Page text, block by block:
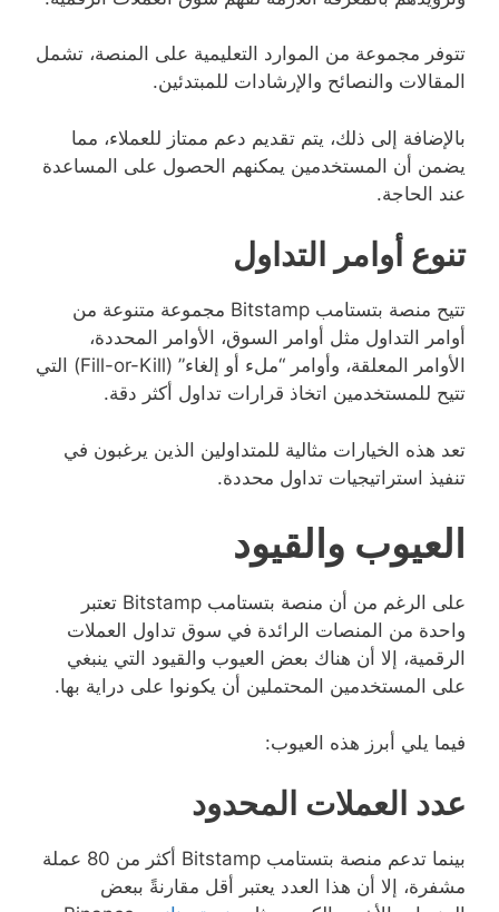
تتوفر مجموعة من الموارد التعليمية على المنصة، تشمل
المقالات والنصائح والإرشادات للمبتدئين.
بالإضافة إلى ذلك، يتم تقديم دعم ممتاز للعملاء، مما
يضمن أن المستخدمين يمكنهم الحصول على المساعدة
عند الحاجة.
تنوع أوامر التداول
تتيح منصة بتستامب Bitstamp مجموعة متنوعة من
أوامر التداول مثل أوامر السوق، الأوامر المحددة،
الأوامر المعلقة، وأوامر “ملء أو إلغاء” (Fill-or-Kill) التي
تتيح للمستخدمين اتخاذ قرارات تداول أكثر دقة.
تعد هذه الخيارات مثالية للمتداولين الذين يرغبون في
تنفيذ استراتيجيات تداول محددة.
العيوب والقيود
على الرغم من أن منصة بتستامب Bitstamp تعتبر
واحدة من المنصات الرائدة في سوق تداول العملات
الرقمية، إلا أن هناك بعض العيوب والقيود التي ينبغي
على المستخدمين المحتملين أن يكونوا على دراية بها.
فيما يلي أبرز هذه العيوب:
عدد العملات المحدود
بينما تدعم منصة بتستامب Bitstamp أكثر من 80 عملة
مشفرة، إلا أن هذا العدد يعتبر أقل مقارنةً ببعض